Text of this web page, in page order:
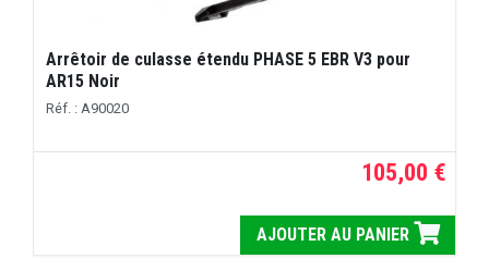
Arrêtoir de culasse étendu PHASE 5 EBR V3 pour
AR15 Noir
Réf. : A90020
105,00 €
AJOUTER AU PANIER